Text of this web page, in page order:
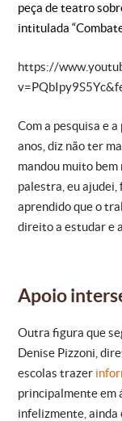
peça de teatro
intitulada
https://
Com a pesquisa e
anos, diz não ter
mandou muito
palestra, eu
aprendido que o
direito a estudar e
Apoio
Outra figura que
Denise Pizzoni,
escolas trazer
principalmente em
infelizmente, ainda